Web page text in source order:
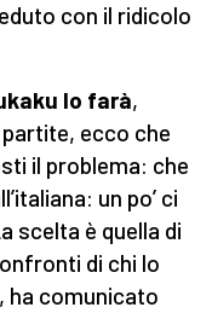
con il ridicolo
lo farà,
ecco che
il problema: che
un po’ ci
scelta è quella di
di chi lo
ha comunicato